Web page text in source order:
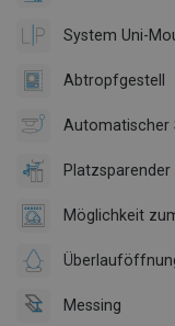
System Uni-
Abtropfgestell
Automatischer
Platzsparender
Möglichkeit
Messing